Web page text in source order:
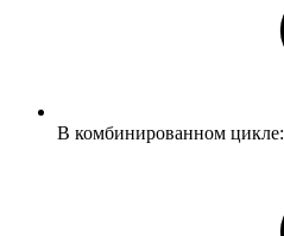
В комбинированном цикле: